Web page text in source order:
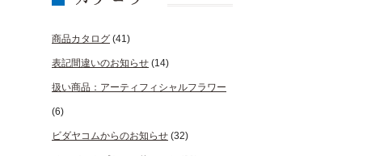
商品カタログ (41)
表記間違いのお知らせ (14)
扱い商品：アーティフィシャルフラワー
(6)
ビダヤコムからのお知らせ (32)